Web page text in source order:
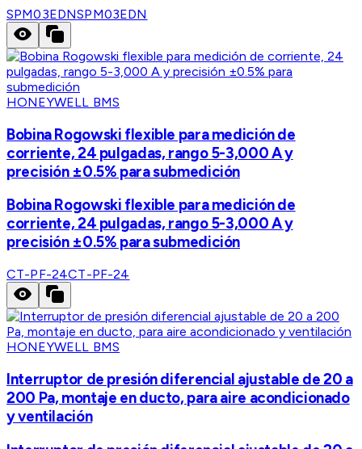
SPM03EDNSPM03EDN
HONEYWELL BMS
Bobina Rogowski flexible para medición de
corriente, 24 pulgadas, rango 5-3,000 A y
precisión ±0.5% para submedición
Bobina Rogowski flexible para medición de
corriente, 24 pulgadas, rango 5-3,000 A y
precisión ±0.5% para submedición
CT-PF-24CT-PF-24
HONEYWELL BMS
Interruptor de presión diferencial ajustable de 20 a
200 Pa, montaje en ducto, para aire acondicionado
y ventilación